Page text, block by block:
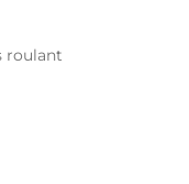
roulant